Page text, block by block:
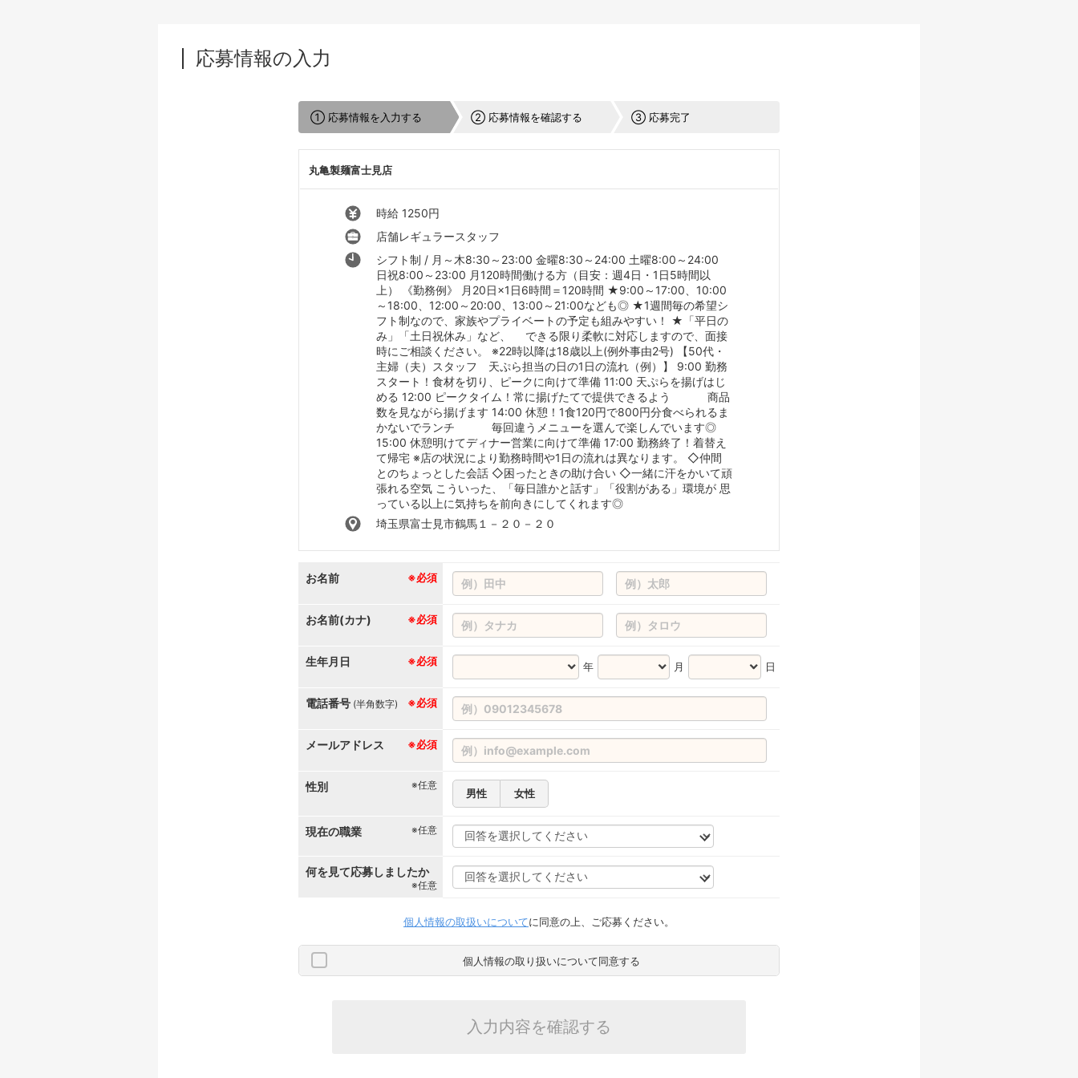
応募情報の入力
① 応募情報を入力する ② 応募情報を確認する ③ 応募完了
丸亀製麺富士見店
時給 1250円
店舗レギュラースタッフ
シフト制 / 月～木8:30～23:00 金曜8:30～24:00 土曜8:00～24:00
日祝8:00～23:00 月120時間働ける方（目安：週4日・1日5時間以
上） 《勤務例》 月20日×1日6時間＝120時間 ★9:00～17:00、10:00
～18:00、12:00～20:00、13:00～21:00なども◎ ★1週間毎の希望シ
フト制なので、家族やプライベートの予定も組みやすい！ ★「平日の
み」「土日祝休み」など、 できる限り柔軟に対応しますので、面接
時にご相談ください。 ※22時以降は18歳以上(例外事由2号) 【50代・
主婦（夫）スタッフ 天ぷら担当の日の1日の流れ（例）】 9:00 勤務
スタート！食材を切り、ピークに向けて準備 11:00 天ぷらを揚げはじ
める 12:00 ピークタイム！常に揚げたてで提供できるよう 商品
数を見ながら揚げます 14:00 休憩！1食120円で800円分食べられるま
かないでランチ 毎回違うメニューを選んで楽しんでいます◎
15:00 休憩明けてディナー営業に向けて準備 17:00 勤務終了！着替え
て帰宅 ※店の状況により勤務時間や1日の流れは異なります。 ◇仲間
とのちょっとした会話 ◇困ったときの助け合い ◇一緒に汗をかいて頑
張れる空気 こういった、「毎日誰かと話す」「役割がある」環境が 思
っている以上に気持ちを前向きにしてくれます◎
埼玉県富士見市鶴馬１－２０－２０
お名前 ※必須
お名前(カナ) ※必須
生年月日 ※必須 年 月 日
電話番号 ※必須
(半角数字)
メールアドレス ※必須
性別 ※任意
男性 女性
現在の職業 ※任意
何を見て応募しましたか
※任意
個人情報の取扱いについてに同意の上、ご応募ください。
個人情報の取り扱いについて同意する
入力内容を確認する